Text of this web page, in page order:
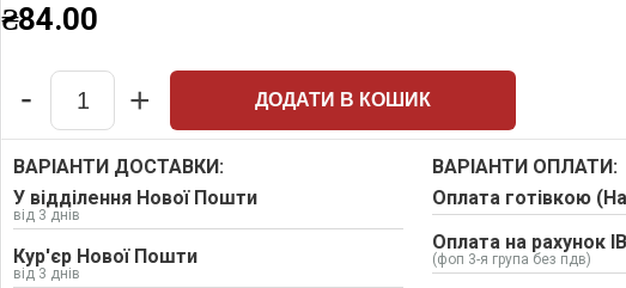
₴84.00
Quantity
- + ДОДАТИ В КОШИК
ВАРІАНТИ ДОСТАВКИ:
У відділення Нової Пошти
від 3 днів
Кур'єр Нової Пошти
від 3 днів
ВАРІАНТИ ОПЛАТИ:
Оплата готівкою
Оплата на рахунок
(фоп 3-я група без пдв)